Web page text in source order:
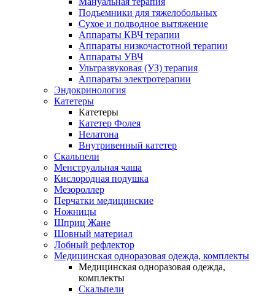
Подъемники для тяжелобольных
Сухое и подводное вытяжение
Аппараты КВЧ терапии
Аппараты низкочастотной терапии
Аппараты УВЧ
Ультразвуковая (УЗ) терапия
Аппараты электротерапии
Эндокринология
Катетеры
Катетеры
Катетер Фолея
Нелатона
Внутривенный катетер
Скальпели
Менструальная чаша
Кислородная подушка
Мезороллер
Перчатки медицинские
Ножницы
Шприц Жане
Шовный материал
Лобный рефлектор
Медицинская одноразовая одежда, комплекты
Медицинская одноразовая одежда,
комплекты
Скальпели